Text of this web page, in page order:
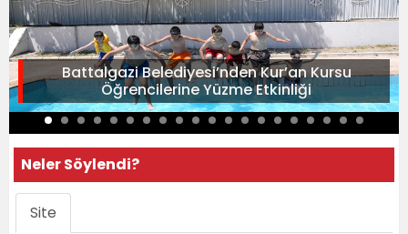
Battalgazi Belediyesi’nden Kur’an Kursu
Öğrencilerine Yüzme Etkinliği
Neler Söylendi?
Site